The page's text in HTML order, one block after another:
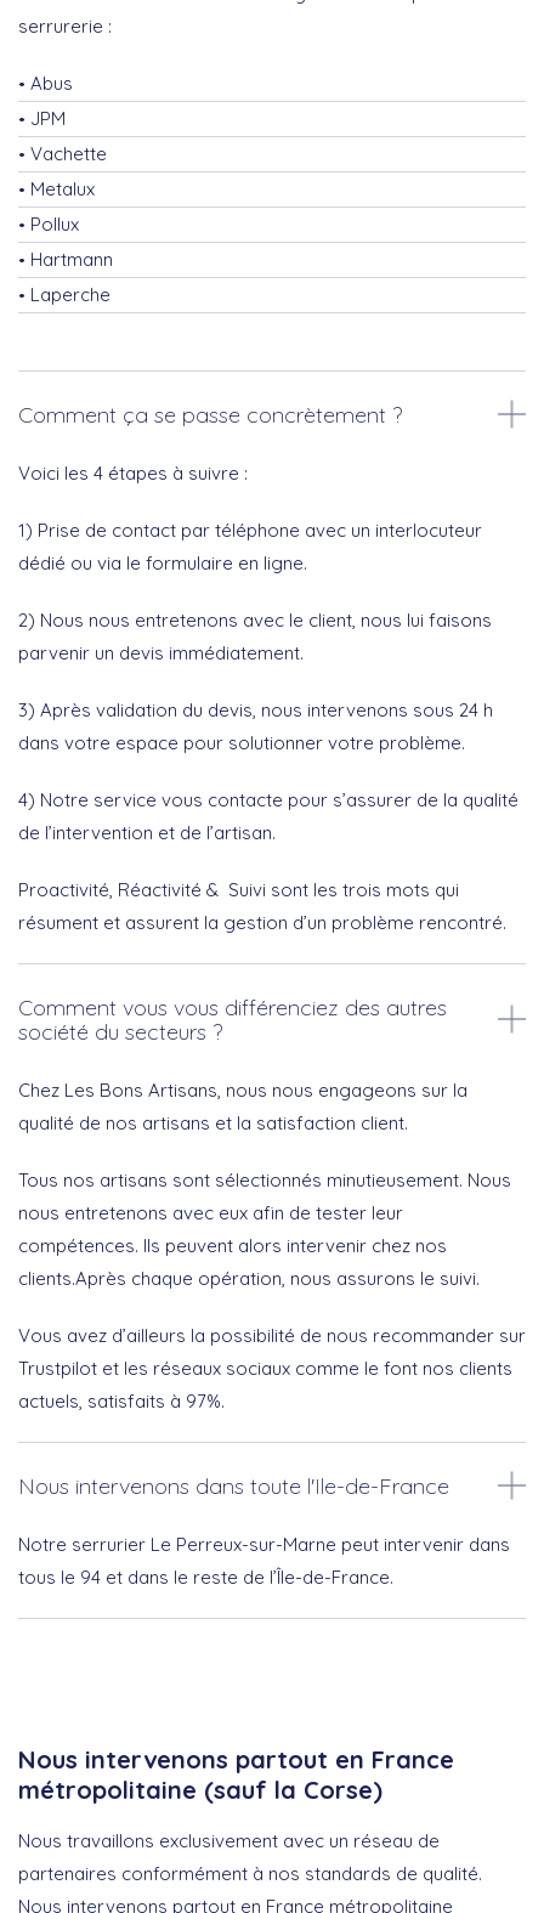
serrurerie :
Abus
JPM
Vachette
Metalux
Pollux
Hartmann
Laperche
Comment ça se passe concrètement ?
Voici les 4 étapes à suivre :
1) Prise de contact par téléphone avec un interlocuteur
dédié ou via le formulaire en ligne.
2) Nous nous entretenons avec le client, nous lui faisons
parvenir un devis immédiatement.
3) Après validation du devis, nous intervenons sous 24 h
dans votre espace pour solutionner votre problème.
4) Notre service vous contacte pour s’assurer de la qualité
de l’intervention et de l’artisan.
Proactivité, Réactivité & Suivi sont les trois mots qui
résument et assurent la gestion d’un problème rencontré.
Comment vous vous différenciez des autres
société du secteurs ?
Chez Les Bons Artisans, nous nous engageons sur la
qualité de nos artisans et la satisfaction client.
Tous nos artisans sont sélectionnés minutieusement. Nous
nous entretenons avec eux afin de tester leur
compétences. Ils peuvent alors intervenir chez nos
clients.Après chaque opération, nous assurons le suivi.
Vous avez d’ailleurs la possibilité de nous recommander sur
Trustpilot et les réseaux sociaux comme le font nos clients
actuels, satisfaits à 97%.
Nous intervenons dans toute l'Ile-de-France
Notre serrurier Le Perreux-sur-Marne peut intervenir dans
tous le 94 et dans le reste de l’Île-de-France.
Nous intervenons partout en France
métropolitaine (sauf la Corse)
Nous travaillons exclusivement avec un réseau de
partenaires conformément à nos standards de qualité.
Nous intervenons partout en France métropolitaine